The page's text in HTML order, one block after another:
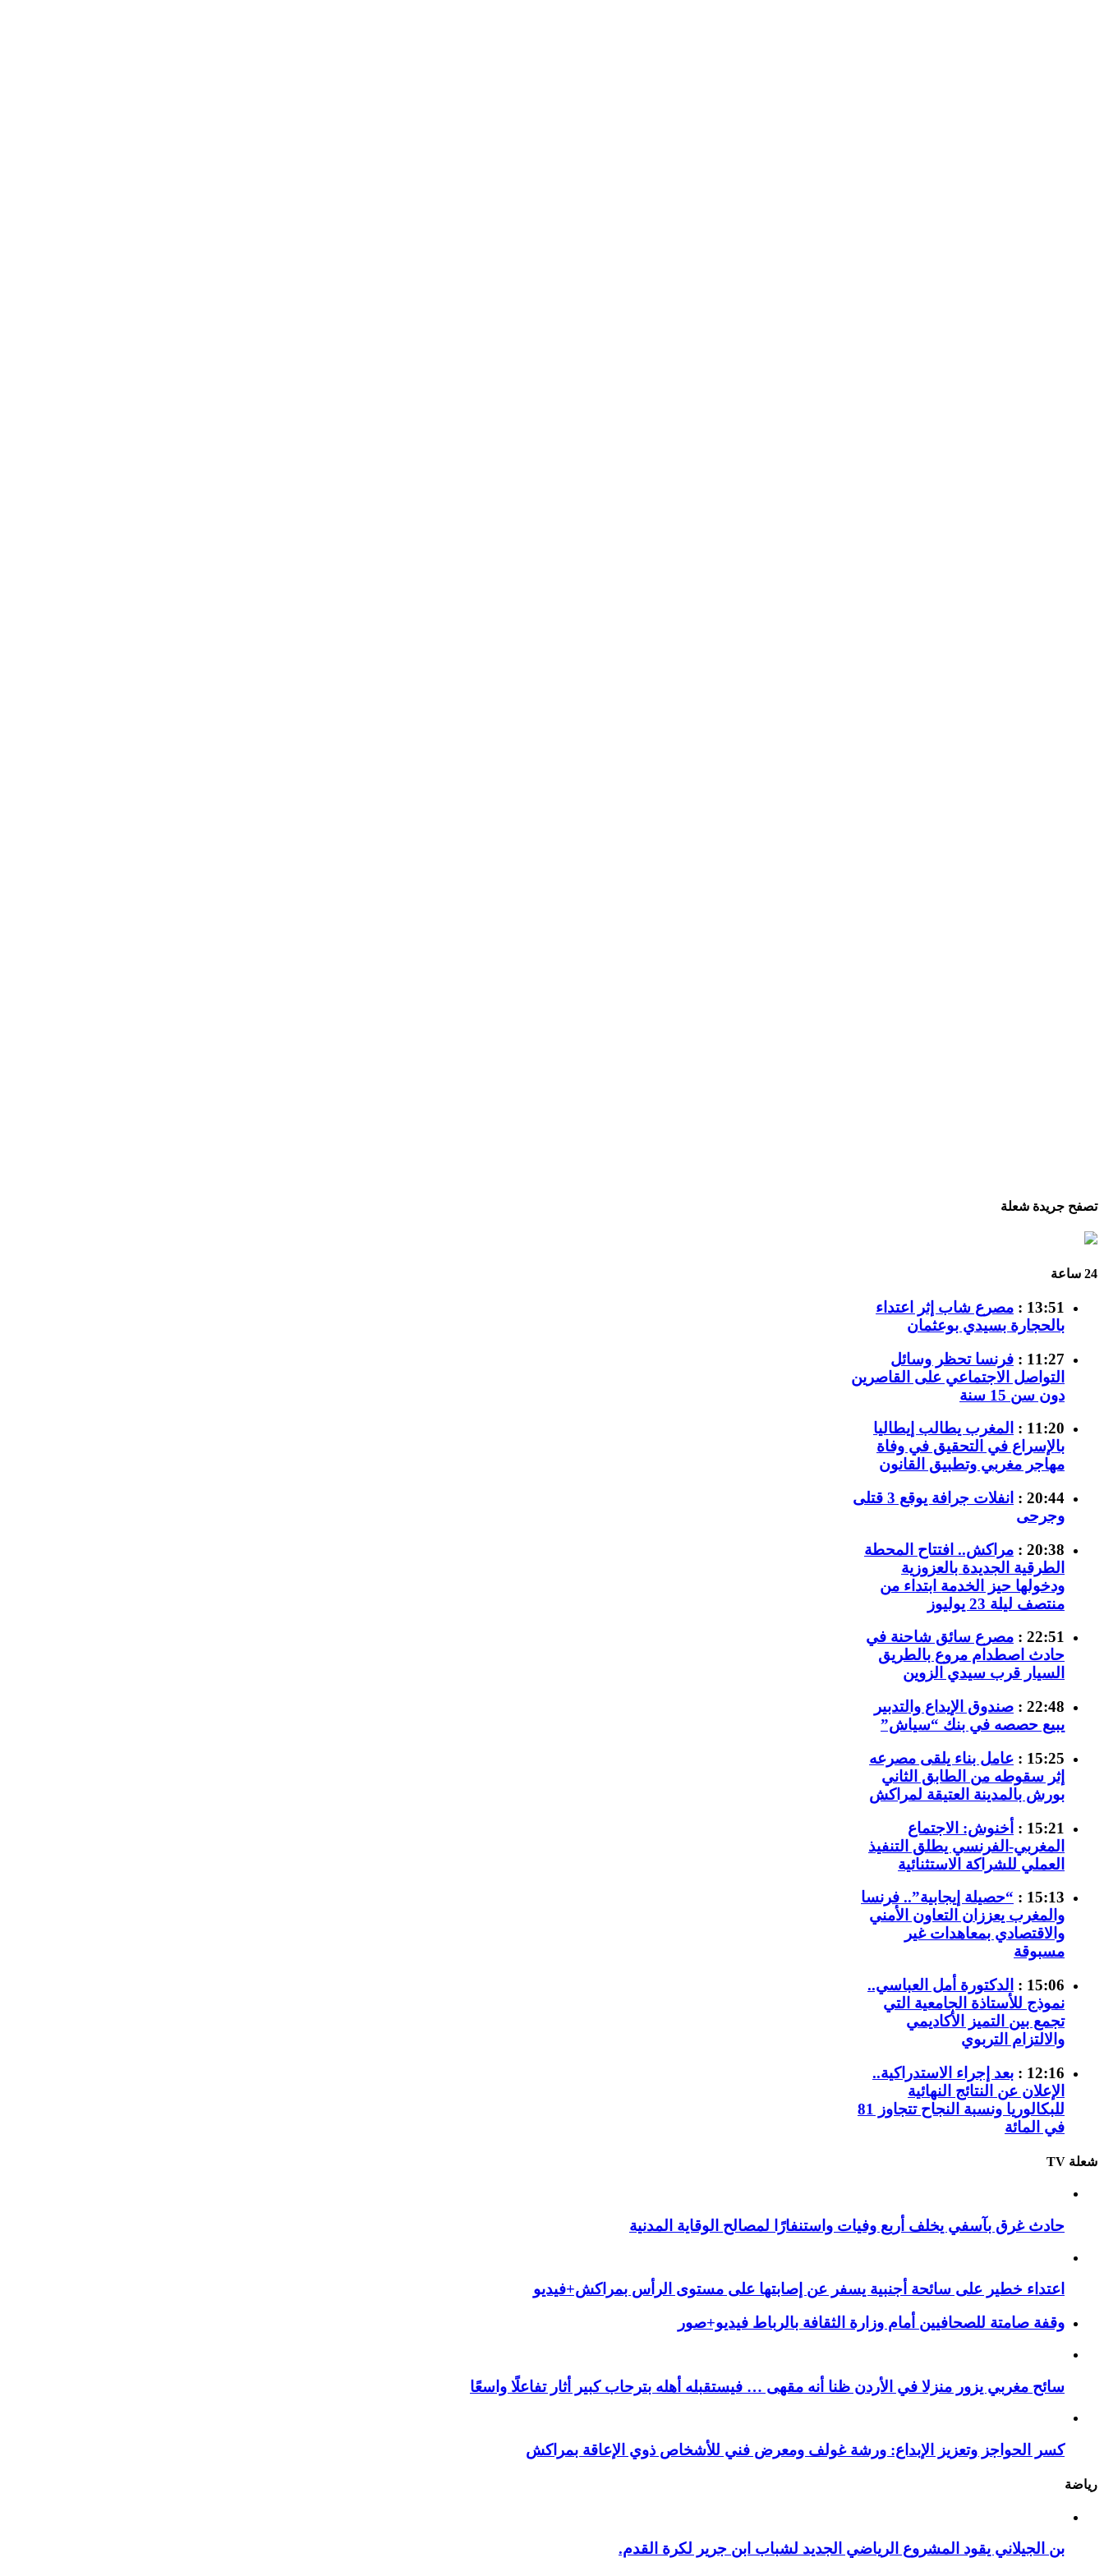
تصفح جريدة شعلة
24 ساعة
13:51 :
مصرع شاب إثر اعتداء
بالحجارة بسيدي بوعثمان
11:27 :
فرنسا تحظر وسائل
التواصل الاجتماعي على القاصرين
دون سن 15 سنة
11:20 :
المغرب يطالب إيطاليا
بالإسراع في التحقيق في وفاة
مهاجر مغربي وتطبيق القانون
20:44 :
انفلات جرافة يوقع 3 قتلى
وجرحى
20:38 :
مراكش.. افتتاح المحطة
الطرقية الجديدة بالعزوزية
ودخولها حيز الخدمة ابتداء من
منتصف ليلة 23 يوليوز
22:51 :
مصرع سائق شاحنة في
حادث اصطدام مروع بالطريق
السيار قرب سيدي الزوين
22:48 :
صندوق الإيداع والتدبير
يبيع حصصه في بنك “سياش”
15:25 :
عامل بناء يلقى مصرعه
إثر سقوطه من الطابق الثاني
بورش بالمدينة العتيقة لمراكش
15:21 :
أخنوش: الاجتماع
المغربي-الفرنسي يطلق التنفيذ
العملي للشراكة الاستثنائية
15:13 :
“حصيلة إيجابية”.. فرنسا
والمغرب يعززان التعاون الأمني
والاقتصادي بمعاهدات غير
مسبوقة
15:06 :
الدكتورة أمل العباسي..
نموذج للأستاذة الجامعية التي
تجمع بين التميز الأكاديمي
والالتزام التربوي
12:16 :
بعد إجراء الاستدراكية..
الإعلان عن النتائج النهائية
للبكالوريا ونسبة النجاح تتجاوز 81
في المائة
شعلة TV
حادث غرق بآسفي يخلف أربع وفيات واستنفارًا لمصالح الوقاية المدنية
اعتداء خطير على سائحة أجنبية يسفر عن إصابتها على مستوى الرأس بمراكش+فيديو
وقفة صامتة للصحافيين أمام وزارة الثقافة بالرباط فيديو+صور
سائح مغربي يزور منزلا في الأردن ظنا أنه مقهى … فيستقبله أهله بترحاب كبير أثار تفاعلًا واسعًا
كسر الحواجز وتعزيز الإبداع: ورشة غولف ومعرض فني للأشخاص ذوي الإعاقة بمراكش
رياضة
بن الجيلاني يقود المشروع الرياضي الجديد لشباب ابن جرير لكرة القدم.